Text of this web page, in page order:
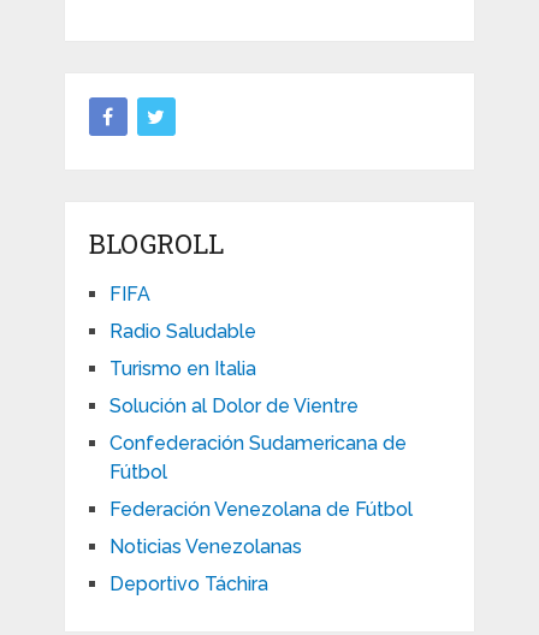
BLOGROLL
FIFA
Radio Saludable
Turismo en Italia
Solución al Dolor de Vientre
Confederación Sudamericana de
Fútbol
Federación Venezolana de Fútbol
Noticias Venezolanas
Deportivo Táchira